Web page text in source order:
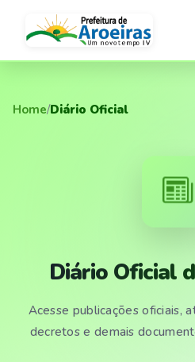
Home/Diário Oficial
Diário Oficial
Acesse publicações oficiais,
decretos e demais